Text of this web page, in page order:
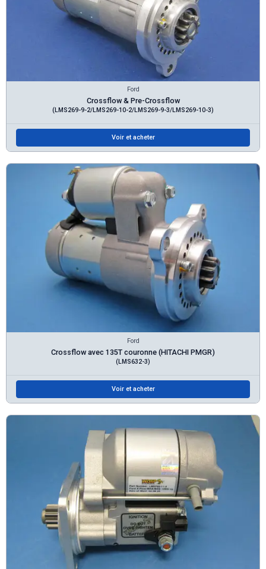
Ford
Crossflow & Pre-Crossflow
(LMS269-9-2/LMS269-10-2/LMS269-9-3/LMS269-10-3)
Voir et acheter
Ford
Crossflow avec 135T couronne (HITACHI PMGR)
(LMS632-3)
Voir et acheter